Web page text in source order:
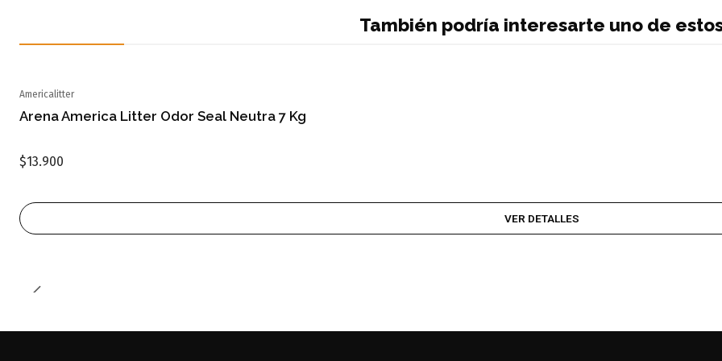
También podría interesarte uno de
Americalitter
Arena America Litter Odor Seal Neutra 7 Kg
$13.900
VER DETALLES